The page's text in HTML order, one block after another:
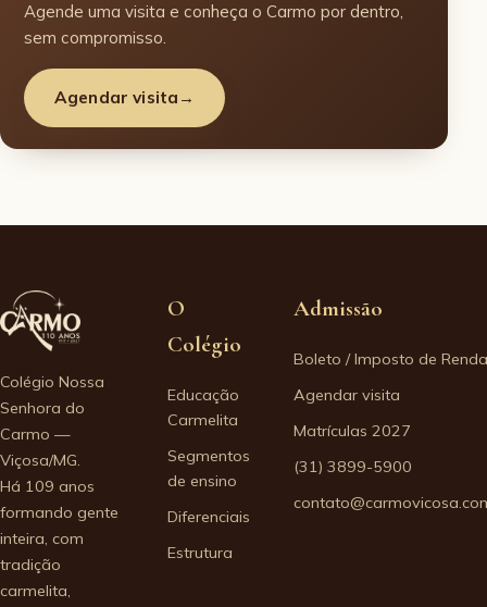
Agende uma visita e conheça o Carmo por dentro,
sem compromisso.
Agendar visita →
Colégio Nossa
Senhora do
Carmo —
Viçosa/MG.
Há 109 anos
formando gente
inteira, com
tradição
carmelita,
O
Colégio
Educação
Carmelita
Segmentos
de ensino
Diferenciais
Estrutura
Admissão
Boleto / Imposto de Renda
Agendar visita
Matrículas 2027
(31) 3899-5900